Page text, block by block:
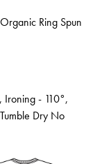
Ring Spun
- 110°,
Dry No